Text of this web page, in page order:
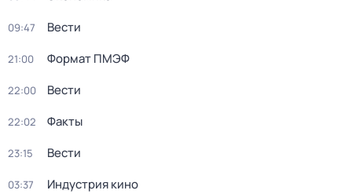
09:47 Вести
21:00 Формат ПМЭФ
22:00 Вести
22:02 Факты
23:15 Вести
03:37 Индустрия кино